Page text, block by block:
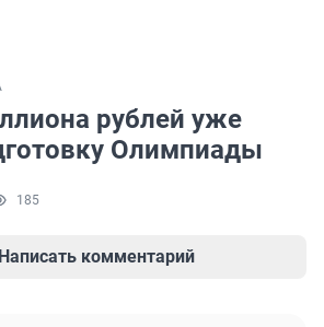
рублей уже
Олимпиады
185
Написать комментарий